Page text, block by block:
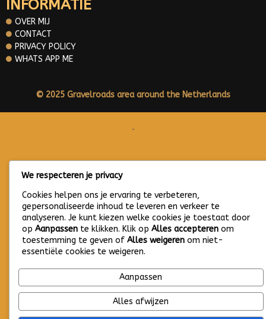
INFORMATIE
OVER MIJ
CONTACT
PRIVACY POLICY
WHATS APP ME
© 2025 Gravelroads area around the Netherlands
We respecteren je privacy
Cookies helpen ons je ervaring te verbeteren,
gepersonaliseerde inhoud te leveren en verkeer te
analyseren. Je kunt kiezen welke cookies je toestaat door
op Aanpassen te klikken. Klik op Alles accepteren om
toestemming te geven of Alles weigeren om niet-
essentiële cookies te weigeren.
Aanpassen
Alles afwijzen